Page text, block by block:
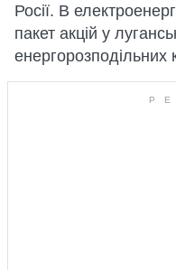
Росії. В
пакет акцій у
енергорозподільних